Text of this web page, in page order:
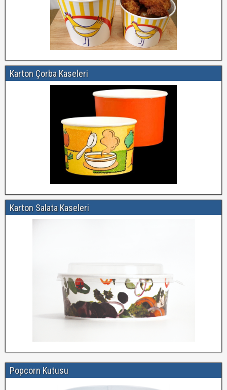
Karton Çorba Kaseleri
Karton Salata Kaseleri
Popcorn Kutusu